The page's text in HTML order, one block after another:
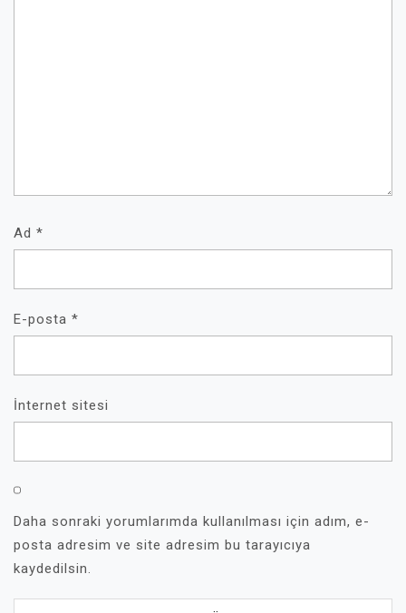
Ad *
E-posta *
İnternet sitesi
Daha sonraki yorumlarımda kullanılması için adım, e-
posta adresim ve site adresim bu tarayıcıya
kaydedilsin.